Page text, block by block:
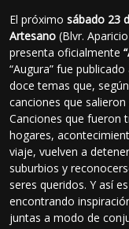
El próximosábado 23
Artesano (Blvr.
presenta oficialmente
“Augura” fue
doce temas que,
canciones que
Canciones que fueron
hogares,
viaje, vuelven a
suburbios y
seres queridos. Y así
encontrando
juntas a modo de